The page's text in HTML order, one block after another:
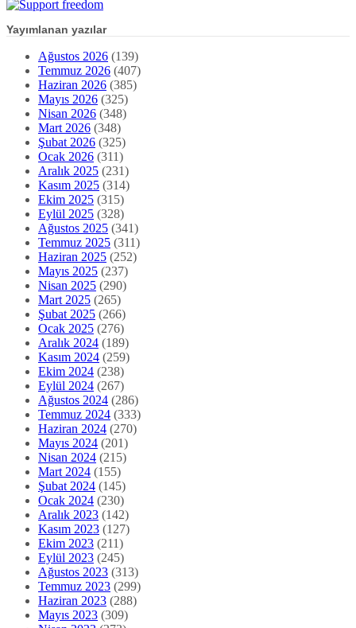
Yayımlanan yazılar
Ağustos 2026 (139)
Temmuz 2026 (407)
Haziran 2026 (385)
Mayıs 2026 (325)
Nisan 2026 (348)
Mart 2026 (348)
Şubat 2026 (325)
Ocak 2026 (311)
Aralık 2025 (231)
Kasım 2025 (314)
Ekim 2025 (315)
Eylül 2025 (328)
Ağustos 2025 (341)
Temmuz 2025 (311)
Haziran 2025 (252)
Mayıs 2025 (237)
Nisan 2025 (290)
Mart 2025 (265)
Şubat 2025 (266)
Ocak 2025 (276)
Aralık 2024 (189)
Kasım 2024 (259)
Ekim 2024 (238)
Eylül 2024 (267)
Ağustos 2024 (286)
Temmuz 2024 (333)
Haziran 2024 (270)
Mayıs 2024 (201)
Nisan 2024 (215)
Mart 2024 (155)
Şubat 2024 (145)
Ocak 2024 (230)
Aralık 2023 (142)
Kasım 2023 (127)
Ekim 2023 (211)
Eylül 2023 (245)
Ağustos 2023 (313)
Temmuz 2023 (299)
Haziran 2023 (288)
Mayıs 2023 (309)